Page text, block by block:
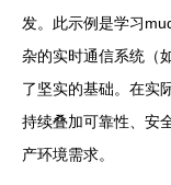
发。此示例是学习
杂的实时通信系统（
了坚实的基础。在实
持续叠加可靠性、安
产环境需求。